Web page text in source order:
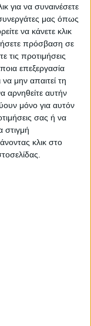
για να συναινέσετε
μας όπως
να κάνετε κλικ
πρόσβαση σε
τις προτιμήσεις
επεξεργασία
μην απαιτεί τη
αρνηθείτε αυτήν
μόνο για αυτόν
σας ή να
στιγμή
κλικ στο
δοκιμές
της σεζόν
από δύο
αρχικές ώρες
σε προπόνηση
οι
επιτρέπουν
Γερμανίας